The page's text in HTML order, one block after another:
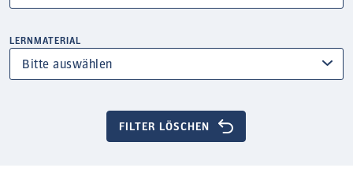
LERNMATERIAL
FILTER LÖSCHEN